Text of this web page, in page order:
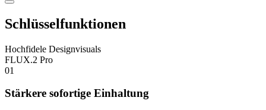
Schlüsselfunktionen
Hochfidele Designvisuals
FLUX.2 Pro
01
Stärkere sofortige Einhaltung